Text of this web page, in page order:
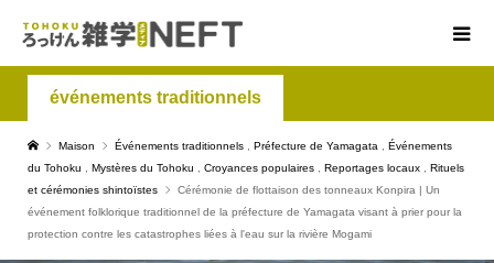
événements traditionnels
Maison Événements traditionnels Préfecture de Yamagata
Événements
du Tohoku
Mystères du Tohoku Croyances populaires Reportages locaux
Rituels
et cérémonies shintoïstes
Cérémonie de flottaison des tonneaux Konpira | Un
événement folklorique traditionnel de la préfecture de Yamagata visant à prier pour la
protection contre les catastrophes liées à l'eau sur la rivière Mogami